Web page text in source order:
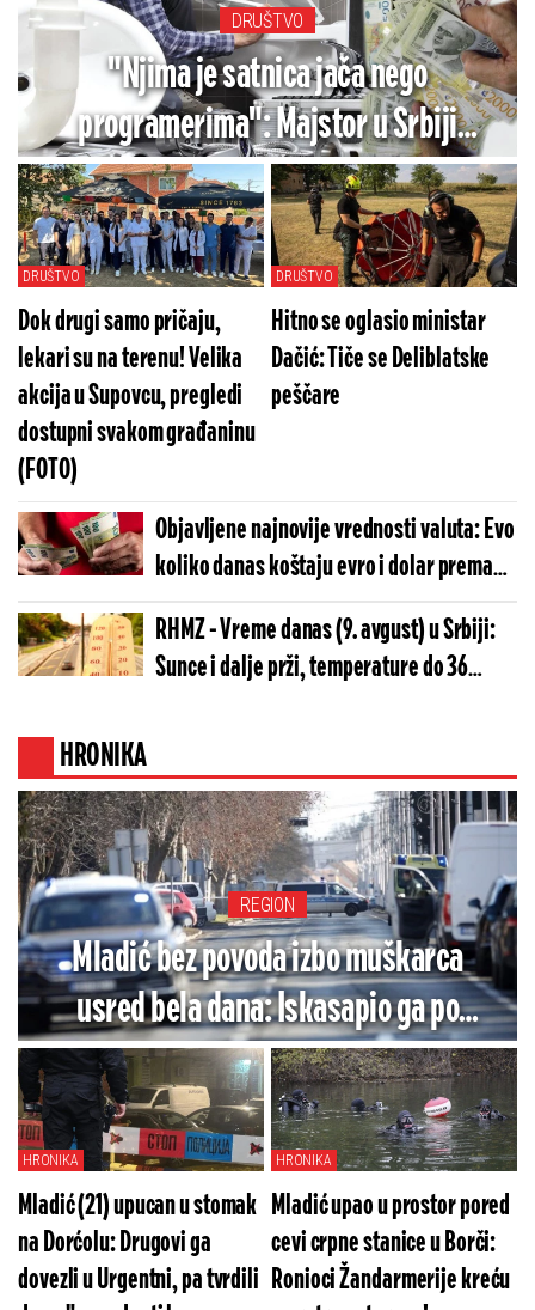
DRUŠTVO
"Njima je satnica jača nego
programerima": Majstor u Srbiji
zaradio 1.000 evra za dva dana,
računica vlasnika izazvala šok
DRUŠTVO
Dok drugi samo pričaju,
lekari su na terenu! Velika
akcija u Supovcu, pregledi
dostupni svakom građaninu
(FOTO)
DRUŠTVO
Hitno se oglasio ministar
Dačić: Tiče se Deliblatske
peščare
Objavljene najnovije vrednosti valuta: Evo
koliko danas koštaju evro i dolar prema
podacima NBS
RHMZ - Vreme danas (9. avgust) u Srbiji:
Sunce i dalje prži, temperature do 36
HRONIKA
REGION
Mladić bez povoda izbo muškarca
usred bela dana: Iskasapio ga po
rukama i telu, pa pobegao
HRONIKA
Mladić (21) upucan u stomak
na Dorćolu: Drugovi ga
dovezli u Urgentni, pa tvrdili
HRONIKA
Mladić upao u prostor pored
cevi crpne stanice u Borči:
Ronioci Žandarmerije kreću